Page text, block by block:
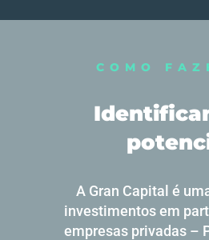
COMO
A Gran Capital é
investimentos em
empresas privadas –